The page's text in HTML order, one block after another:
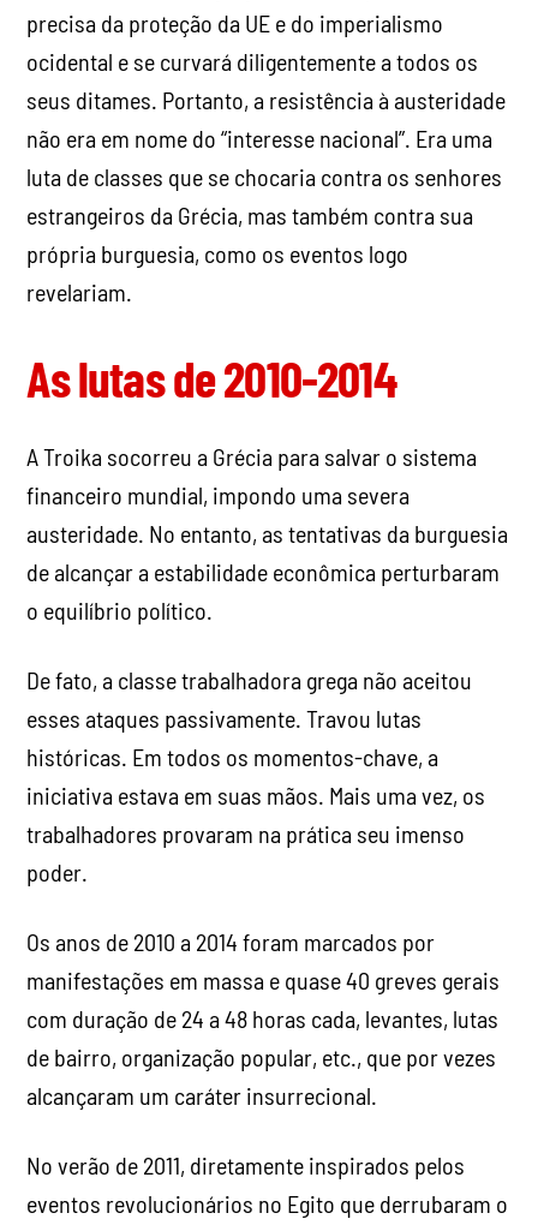
precisa da proteção da UE e do imperialismo
ocidental e se curvará diligentemente a todos os
seus ditames. Portanto, a resistência à austeridade
não era em nome do “interesse nacional”. Era uma
luta de classes que se chocaria contra os senhores
estrangeiros da Grécia, mas também contra sua
própria burguesia, como os eventos logo
revelariam.
As lutas de 2010-2014
A Troika socorreu a Grécia para salvar o sistema
financeiro mundial, impondo uma severa
austeridade. No entanto, as tentativas da burguesia
de alcançar a estabilidade econômica perturbaram
o equilíbrio político.
De fato, a classe trabalhadora grega não aceitou
esses ataques passivamente. Travou lutas
históricas. Em todos os momentos-chave, a
iniciativa estava em suas mãos. Mais uma vez, os
trabalhadores provaram na prática seu imenso
poder.
Os anos de 2010 a 2014 foram marcados por
manifestações em massa e quase 40 greves gerais
com duração de 24 a 48 horas cada, levantes, lutas
de bairro, organização popular, etc., que por vezes
alcançaram um caráter insurrecional.
No verão de 2011, diretamente inspirados pelos
eventos revolucionários no Egito que derrubaram o